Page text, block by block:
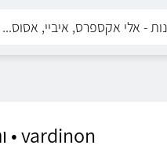
vardinon • ורדינון